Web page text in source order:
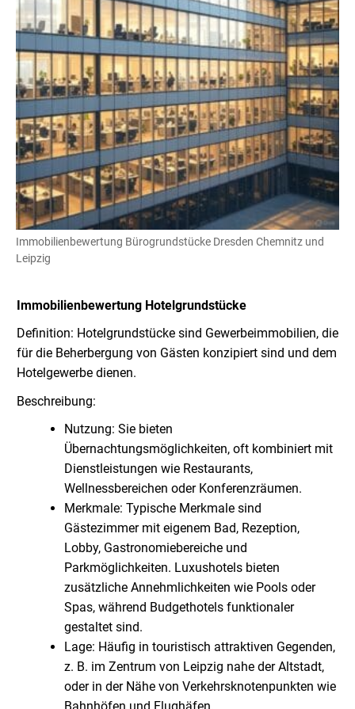
Immobilienbewertung Bürogrundstücke Dresden Chemnitz und
Leipzig
Immobilienbewertung Hotelgrundstücke
Definition: Hotelgrundstücke sind Gewerbeimmobilien, die
für die Beherbergung von Gästen konzipiert sind und dem
Hotelgewerbe dienen.
Beschreibung:
Nutzung: Sie bieten
Übernachtungsmöglichkeiten, oft kombiniert mit
Dienstleistungen wie Restaurants,
Wellnessbereichen oder Konferenzräumen.
Merkmale: Typische Merkmale sind
Gästezimmer mit eigenem Bad, Rezeption,
Lobby, Gastronomiebereiche und
Parkmöglichkeiten. Luxushotels bieten
zusätzliche Annehmlichkeiten wie Pools oder
Spas, während Budgethotels funktionaler
gestaltet sind.
Lage: Häufig in touristisch attraktiven Gegenden,
z. B. im Zentrum von Leipzig nahe der Altstadt,
oder in der Nähe von Verkehrsknotenpunkten wie